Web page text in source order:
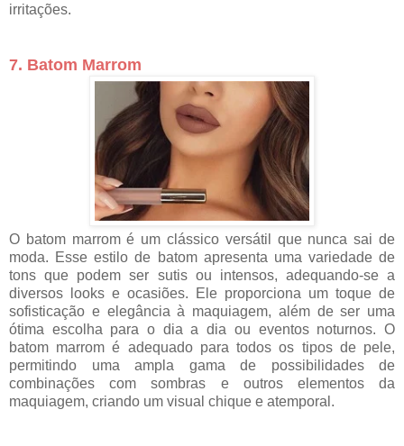
irritações.
7. Batom Marrom
O batom marrom é um clássico versátil que nunca sai de
moda. Esse estilo de batom apresenta uma variedade de
tons que podem ser sutis ou intensos, adequando-se a
diversos looks e ocasiões. Ele proporciona um toque de
sofisticação e elegância à maquiagem, além de ser uma
ótima escolha para o dia a dia ou eventos noturnos. O
batom marrom é adequado para todos os tipos de pele,
permitindo uma ampla gama de possibilidades de
combinações com sombras e outros elementos da
maquiagem, criando um visual chique e atemporal.